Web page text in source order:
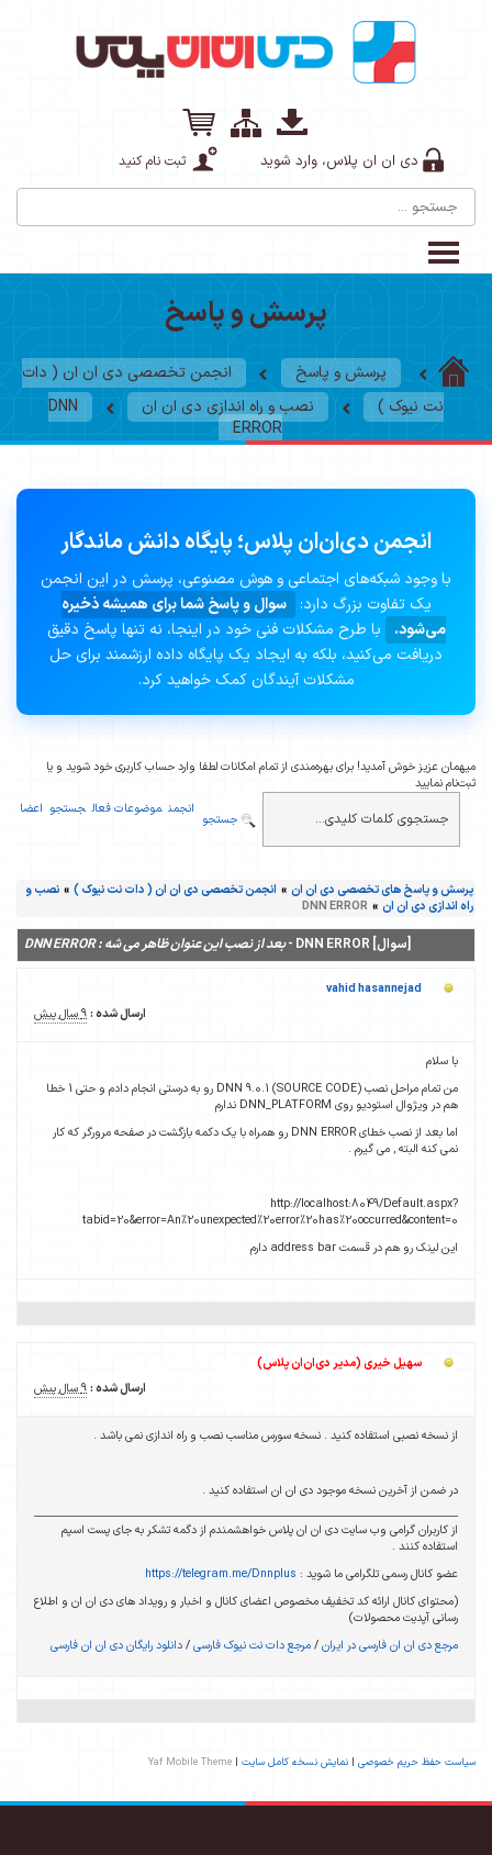
دی ان ان پلاس، وارد شوید ثبت نام کنید
پرسش و پاسخ
پرسش و پاسخ
انجمن تخصصی دی ان ان ( دات
نت نیوک )
نصب و راه اندازی دی ان ان
DNN
ERROR
انجمن دی‌ان‌ان پلاس؛ پایگاه دانش ماندگار
با وجود شبکه‌های اجتماعی و هوش مصنوعی، پرسش در این انجمن
یک تفاوت بزرگ دارد: سوال و پاسخ شما برای همیشه ذخیره
می‌شود.
با طرح مشکلات فنی خود در اینجا، نه تنها پاسخ دقیق
دریافت می‌کنید، بلکه به ایجاد یک پایگاه داده ارزشمند برای حل
مشکلات آیندگان کمک خواهید کرد.
میهمان عزیز خوش آمدید! برای بهره‌مندی از تمام امکانات لطفا وارد حساب کاربری خود شوید و یا
ثبت‌نام نمایید
انجمن موضوعات فعال جستجو اعضا
جستجو
پرسش و پاسخ های تخصصی دی ان ان » انجمن تخصصی دی ان ان ( دات نت نیوک ) » نصب و
راه اندازی دی ان ان »
DNN ERROR
[سوال] DNN ERROR - بعد از نصب این عنوان ظاهر می شه : DNN ERROR
vahid hasannejad
ارسال شده :9 سال پیش
با سلام
من تمام مراحل نصب (DNN 9.0.1 (SOURCE CODE رو به درستی انجام دادم و حتی 1 خطا
هم در ویژوال استودیو روی DNN_PLATFORM ندارم
اما بعد از نصب خطای DNN ERROR رو همراه با یک دکمه بازگشت در صفحه مرورگر که کار
نمی کنه البته , می گیرم .
http://localhost:8049/Default.aspx?
tabid=20&error=An%20unexpected%20error%20has%20occurred&content=0
این لینک رو هم در قسمت address bar دارم
سهیل خیری (مدیر دی‌ان‌ان پلاس)
ارسال شده :9 سال پیش
از نسخه نصبی استفاده کنید . نسخه سورس مناسب نصب و راه اندازی نمی باشد .
در ضمن از آخرین نسخه موجود دی ان ان استفاده کنید .
از کاربران گرامی وب سایت دی ان ان پلاس خواهشمندم از دگمه تشکر به جای پست اسپم
استفاده کنند .
عضو کانال رسمی تلگرامی ما شوید : https://telegram.me/Dnnplus
(محتوای کانال ارائه کد تخفیف مخصوص اعضای کانال و اخبار و رویداد های دی ان ان و اطلاع
رسانی آپدیت محصولات)
مرجع دی ان ان فارسی در ایران/مرجع دات نت نیوک فارسی/دانلود رایگان دی ان ان فارسی
سیاست حفظ حریم خصوصی | نمایش نسخه کامل سایت |
Yaf Mobile Theme